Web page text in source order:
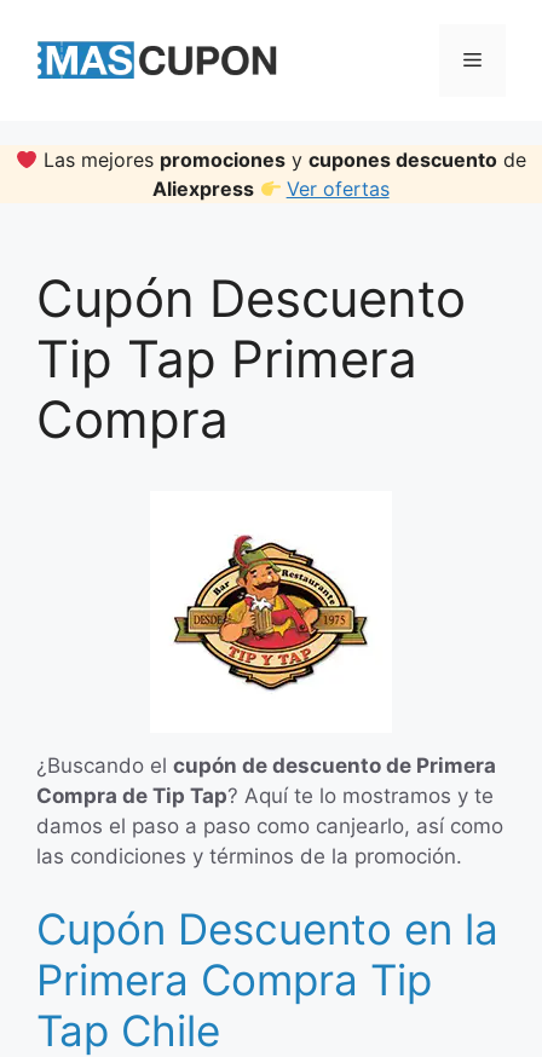
content
Menu
Las mejores promociones ycupones descuento de
Aliexpress
Ver ofertas
Cupón Descuento
Tip Tap Primera
Compra
¿Buscando el cupón de descuento de Primera
Compra de Tip Tap? Aquí te lo mostramos y te
damos el paso a paso como canjearlo, así como
las condiciones y términos de la promoción.
Cupón Descuento en la
Primera Compra Tip
Tap Chile